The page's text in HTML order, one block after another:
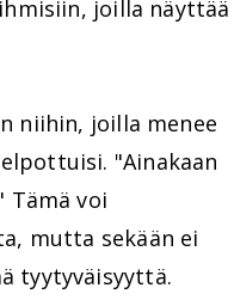
joilla näyttää
niihin, joilla menee
"Ainakaan
Tämä voi
mutta sekään ei
tyytyväisyyttä.